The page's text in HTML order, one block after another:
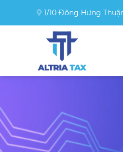
1/10 Đông Hưng